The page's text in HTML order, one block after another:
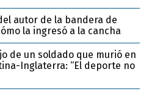
autor de la bandera de
la ingresó a la cancha
de un soldado que murió en
Inglaterra: “El deporte no